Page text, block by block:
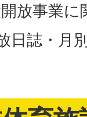
放事業
日誌・月